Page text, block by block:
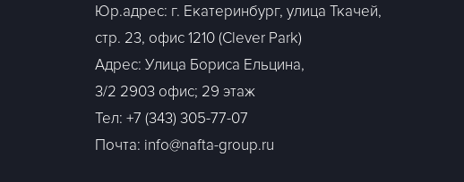
Юр.адрес: г. Екатеринбург, улица Ткачей,
стр. 23, офис 1210 (Clever Park)
Адрес: Улица Бориса Ельцина,
3/2 2903 офис; 29 этаж
Тел: +7 (343) 305-77-07
Почта: info@nafta-group.ru